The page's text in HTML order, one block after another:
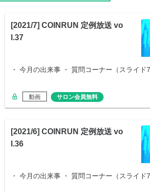
[2021/7] COINRUN 定例放送 vo
l.37
・ 今月の出来事 ・ 質問コーナー（スライド7
動画 サロン会員無料
[2021/6] COINRUN 定例放送 vo
l.36
・ 今月の出来事 ・ 質問コーナー（スライド7